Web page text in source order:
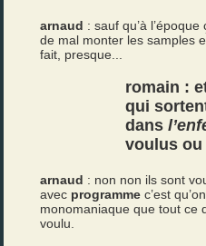
arnaud : sauf qu’à
de mal monter les samples
fait, presque...
romain :
qui
dans
voulus ou
arnaud : non non ils sont
avec programme c’est
monomaniaque que tout ce
voulu.